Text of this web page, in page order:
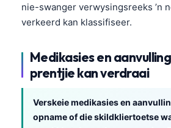
nie-swanger verwysingsreeks ’n
verkeerd kan klassifiseer.
Medikasies en
prentjie kan verdraai
Verskeie medikasies en
opname of die skildkliertoetse
Tagalog
ဗမာစာ
Kiswahili
አማርኛ